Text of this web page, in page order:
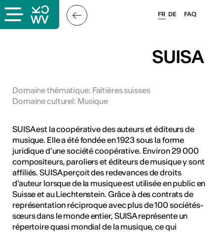
FAQ
FR DE
SUISA
Domaine thématique: Faîtières suisses
Domaine culturel: Musique
SUISA est la coopérative des auteurs et éditeurs de
musique. Elle a été fondée en 1923 sous la forme
juridique d’une société coopérative. Environ 29 000
compositeurs, paroliers et éditeurs de musique y sont
affiliés. SUISA perçoit des redevances de droits
d’auteur lorsque de la musique est utilisée en public en
Suisse et au Liechtenstein. Grâce à des contrats de
représentation réciproque avec plus de 100 sociétés-
sœurs dans le monde entier, SUISA représente un
répertoire quasi mondial de la musique, ce qui